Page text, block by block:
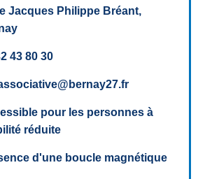
Jacques Philippe Bréant,
43 80 30
pour les personnes à
réduite
d'une boucle magnétique